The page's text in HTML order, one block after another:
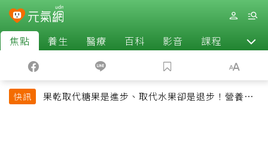
焦點 養生 醫療 百科 影音 課程 退休
快訊
果乾取代糖果是進步、取代水果卻是退步！營養師